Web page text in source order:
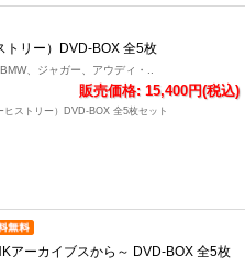
トリー）DVD-BOX 全5枚
、ジャガー、アウディ・..
販売価格: 15,400円(税込)
ストリー）DVD-BOX 全5枚セット
アーカイブスから～ DVD-BOX 全5枚